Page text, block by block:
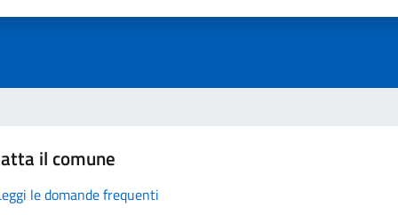
il comune
le domande frequenti